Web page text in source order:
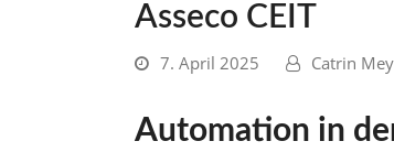
Asseco CEIT
7. April 2025 Catrin
Automation in